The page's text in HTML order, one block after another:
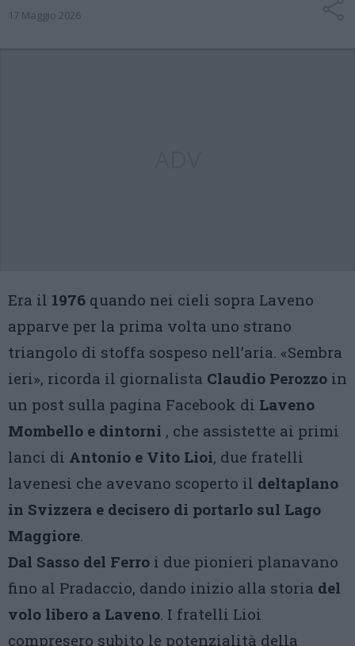
17 Maggio 2026
Era il 1976 quando nei cieli sopra Laveno
apparve per la prima volta uno strano
triangolo di stoffa sospeso nell’aria. «Sembra
ieri», ricorda il giornalista Claudio Perozzo in
un post sulla pagina Facebook di Laveno
Mombello e dintorni , che assistette ai primi
lanci di Antonio e Vito Lioi, due fratelli
lavenesi che avevano scoperto il deltaplano
in Svizzera e decisero di portarlo sul Lago
Maggiore.
Dal Sasso del Ferro i due pionieri planavano
fino al Pradaccio, dando inizio alla storia del
volo libero a Laveno. I fratelli Lioi
compresero subito le potenzialità della